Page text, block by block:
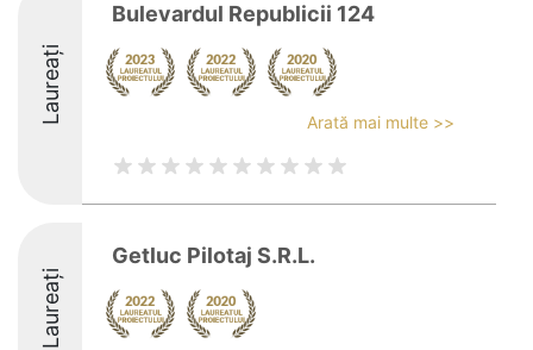
Laureați
Bulevardul Republicii 124
Arată mai multe >>
Laureați
Getluc Pilotaj S.R.L.